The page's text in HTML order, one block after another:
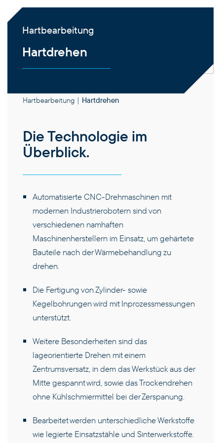
PRODUKTE
UNTERNEHMEN
KARRIERE
KONTAKT
Hart­bearbeitung
Hartdrehen
Hartbearbeitung | Hartdrehen
Die Technologie im
Überblick.
Automatisierte CNC-Drehmaschinen mit
modernen Industrierobotern sind von
verschiedenen namhaften
Maschinenherstellern im Einsatz, um gehärtete
Bauteile nach der Wärmebehandlung zu
drehen.
Die Fertigung von Zylinder- sowie
Kegelbohrungen wird mit Inprozessmessungen
unterstützt.
Weitere Besonderheiten sind das
lageorientierte Drehen mit einem
Zentrumsversatz, in dem das Werkstück aus der
Mitte gespannt wird, sowie das Trockendrehen
ohne Kühlschmiermittel bei der Zerspanung.
Bearbeitet werden unterschiedliche Werkstoffe
wie legierte Einsatzstähle und Sinterwerkstoffe.